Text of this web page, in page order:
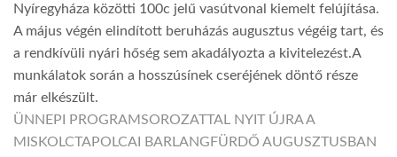
Nyíregyháza közötti 100c jelű vasútvonal kiemelt felújítása.
A május végén elindított beruházás augusztus végéig tart, és
a rendkívüli nyári hőség sem akadályozta a kivitelezést.A
munkálatok során a hosszúsínek cseréjének döntő része
már elkészült.
ÜNNEPI PROGRAMSOROZATTAL NYIT ÚJRA A
MISKOLCTAPOLCAI BARLANGFÜRDŐ AUGUSZTUSBAN